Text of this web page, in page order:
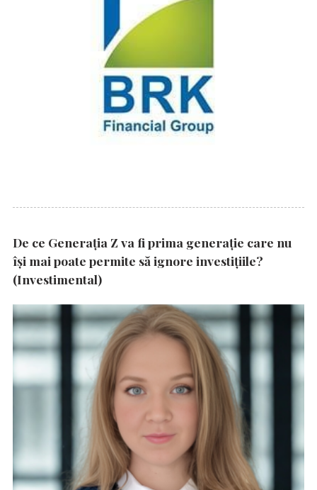
De ce Generația Z va fi prima generație care nu
își mai poate permite să ignore investițiile?
(Investimental)